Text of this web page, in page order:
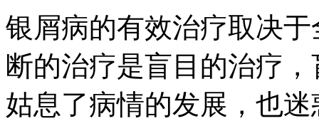
银屑病的有效治疗取决
断的治疗是盲目的治疗
姑息了病情的发展，也